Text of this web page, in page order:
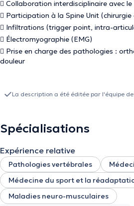
 Collaboration interdisciplinaire avec
 Participation à la Spine Unit
 Infiltrations (trigger point, intra-
 Électromyographie (EMG)
 Prise en charge des pathologies :
douleur
La description a été éditée par l'équipe
Spécialisations
Expérience relative
Pathologies vertébrales
Médecine du sport et la
Maladies neuro-musculaires